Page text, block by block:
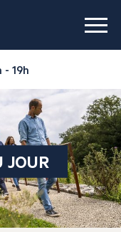
- 19h
JOUR